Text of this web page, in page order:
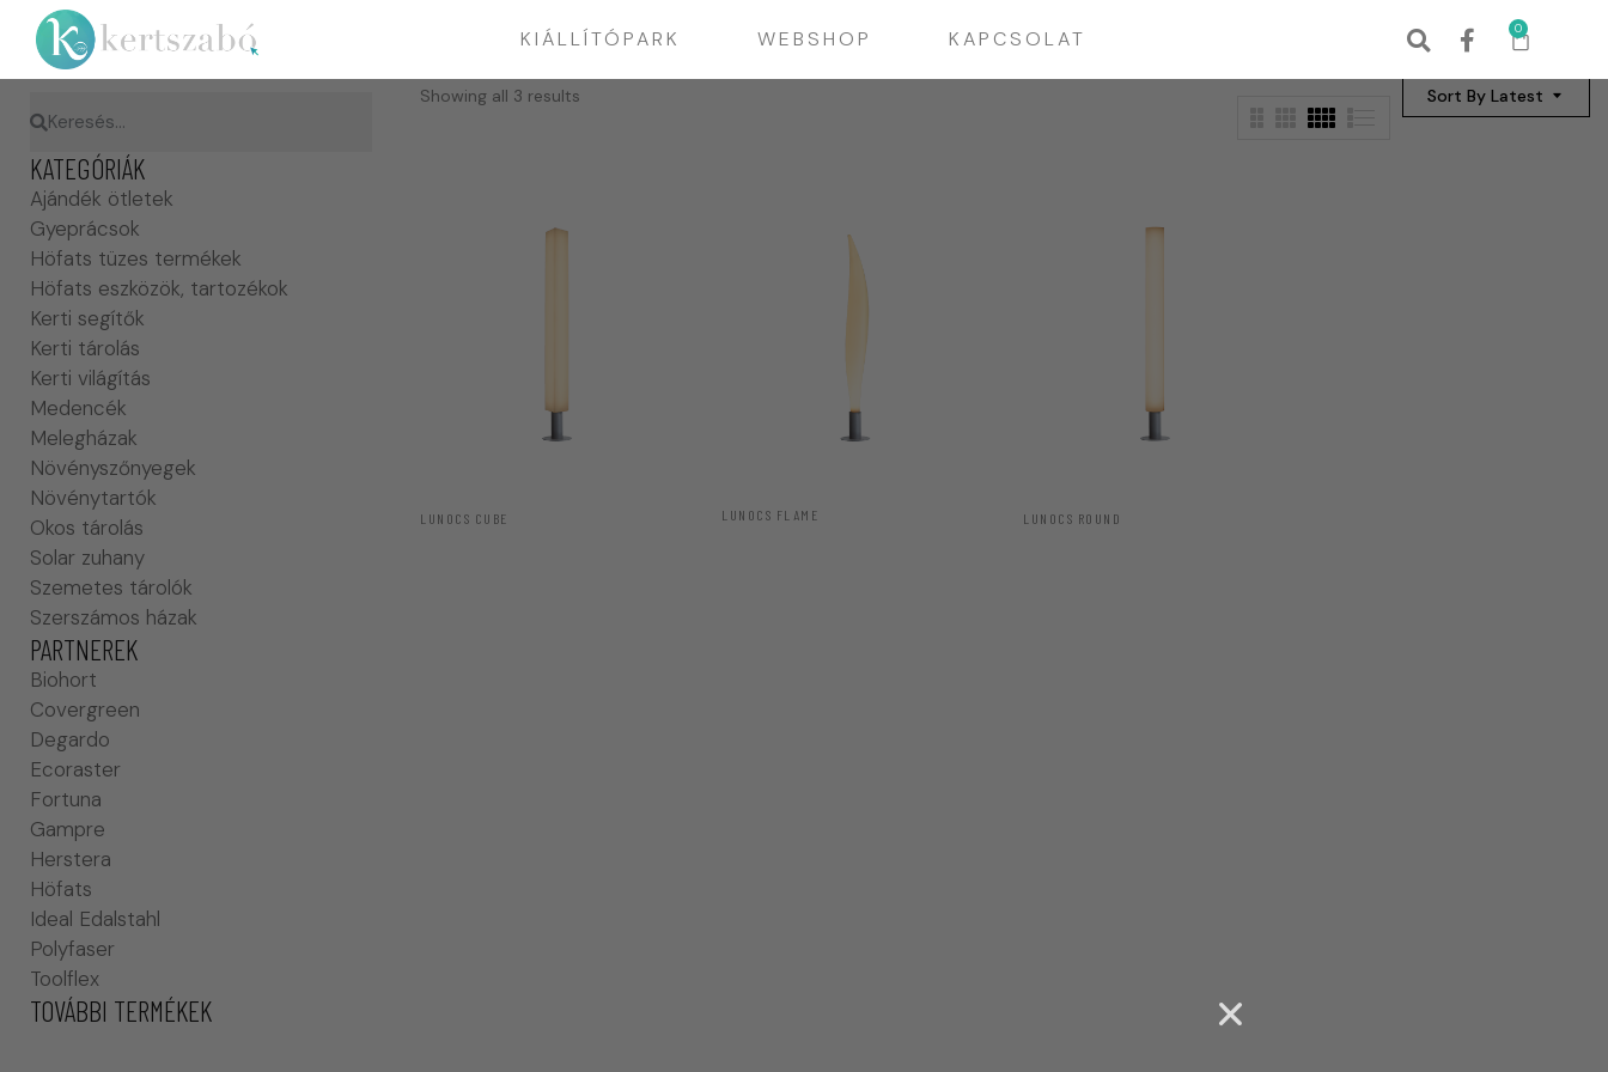
KIÁLLÍTÓPARK WEBSHOP KAPCSOLAT 0
KATEGÓRIÁK
Ajándék ötletek
Gyeprácsok
Höfats tüzes termékek
Höfats eszközök, tartozékok
Kerti segítők
Kerti tárolás
Kerti világítás
Medencék
Melegházak
Növényszőnyegek
Növénytartók
Okos tárolás
Solar zuhany
Szemetes tárolók
Szerszámos házak
PARTNEREK
Biohort
Covergreen
Degardo
Ecoraster
Fortuna
Gampre
Herstera
Höfats
Ideal Edalstahl
Polyfaser
Toolflex
TOVÁBBI TERMÉKEK
Sort By Latest
Showing all 3 results
LUNOCS CUBE LUNOCS FLAME LUNOCS ROUND